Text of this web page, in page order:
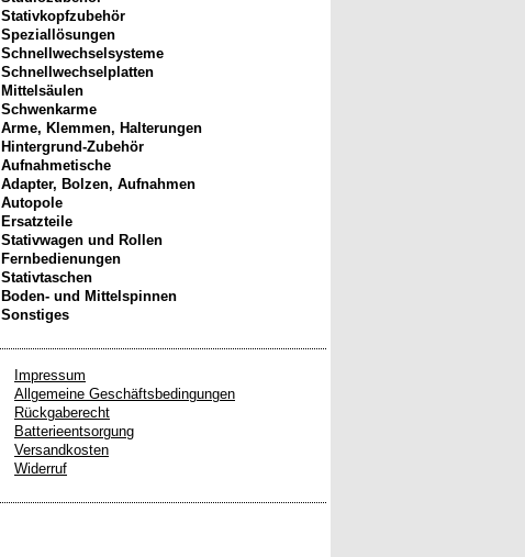
Stativkopfzubehör
Speziallösungen
Schnellwechselsysteme
Schnellwechselplatten
Mittelsäulen
Schwenkarme
Arme, Klemmen, Halterungen
Hintergrund-Zubehör
Aufnahmetische
Adapter, Bolzen, Aufnahmen
Autopole
Ersatzteile
Stativwagen und Rollen
Fernbedienungen
Stativtaschen
Boden- und Mittelspinnen
Sonstiges
Impressum
Allgemeine Geschäftsbedingungen
Rückgaberecht
Batterieentsorgung
Versandkosten
Widerruf